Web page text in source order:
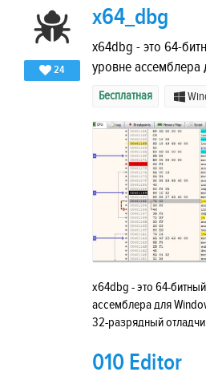
24
x64_dbg
x64dbg - это 64-
уровне ассемблера
Бесплатная
x64dbg - это 64-
ассемблера для
32-разрядный
010 Editor